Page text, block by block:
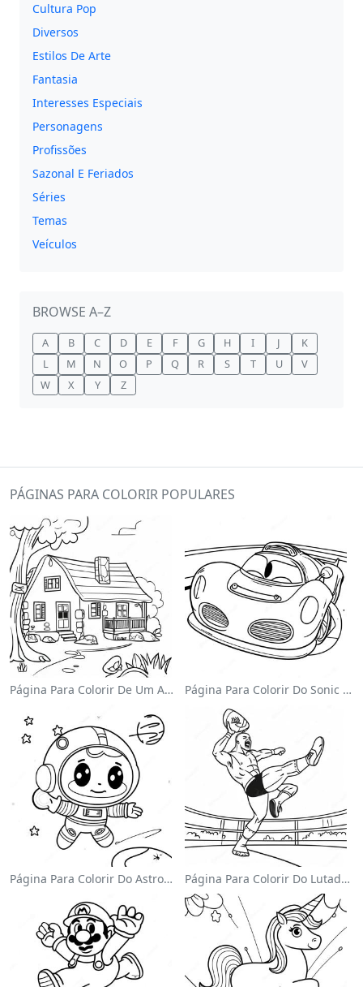
Cultura Pop
Diversos
Estilos De Arte
Fantasia
Interesses Especiais
Personagens
Profissões
Sazonal E Feriados
Séries
Temas
Veículos
BROWSE A–Z
A B C D E F G H I J
K
L
M N O P Q R S T U
V
W
X Y Z
PÁGINAS PARA COLORIR POPULARES
Página Para Colorir De Um Aconchegante Chalé Página Para Colorir Do Sonic Velocista
Página Para Colorir Do Astronauta Fofo Flutuando No Espaço Página Para Colorir Do Lutador Da Wwe Pulando Sobre O Oponente